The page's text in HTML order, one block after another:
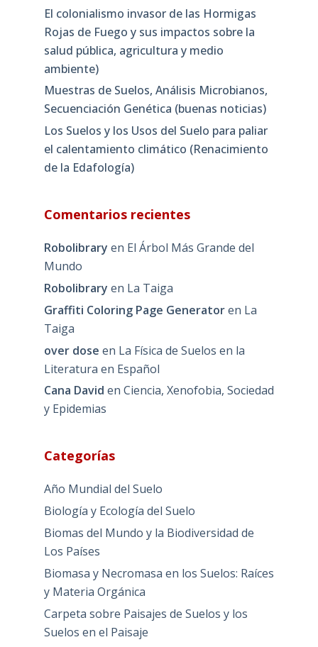
El colonialismo invasor de las Hormigas
Rojas de Fuego y sus impactos sobre la
salud pública, agricultura y medio
ambiente)
Muestras de Suelos, Análisis Microbianos,
Secuenciación Genética (buenas noticias)
Los Suelos y los Usos del Suelo para paliar
el calentamiento climático (Renacimiento
de la Edafología)
Comentarios recientes
Robolibrary en El Árbol Más Grande del
Mundo
Robolibrary en La Taiga
Graffiti Coloring Page Generatoren La
Taiga
over dose en La Física de Suelos en la
Literatura en Español
Cana David en Ciencia, Xenofobia, Sociedad
y Epidemias
Categorías
Año Mundial del Suelo
Biología y Ecología del Suelo
Biomas del Mundo y la Biodiversidad de
Los Países
Biomasa y Necromasa en los Suelos: Raíces
y Materia Orgánica
Carpeta sobre Paisajes de Suelos y los
Suelos en el Paisaje